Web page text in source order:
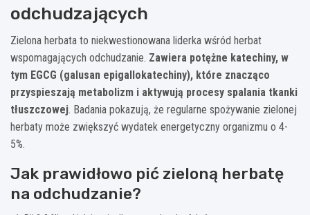
odchudzających
Zielona herbata to niekwestionowana liderka wśród herbat
wspomagających odchudzanie. Zawiera potężne katechiny, w
tym EGCG (galusan epigallokatechiny), które znacząco
przyspieszają metabolizm i aktywują procesy spalania tkanki
tłuszczowej. Badania pokazują, że regularne spożywanie zielonej
herbaty może zwiększyć wydatek energetyczny organizmu o 4-
5%.
Jak prawidłowo pić zieloną herbatę
na odchudzanie?